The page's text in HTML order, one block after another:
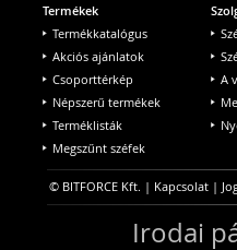
Termékek
Termékkatalógus
Akciós ajánlatok
Csoporttérkép
Népszerű termékek
Terméklisták
Megszűnt széfek
A
© BITFORCE Kft. | Kapcsolat |
Irodai